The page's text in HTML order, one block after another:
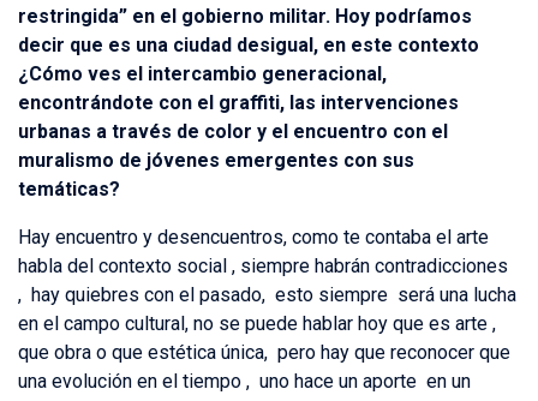
restringida” en el gobierno militar. Hoy podríamos
decir que es una ciudad desigual, en este contexto
¿Cómo ves el intercambio generacional,
encontrándote con el graffiti, las intervenciones
urbanas a través de color y el encuentro con el
muralismo de jóvenes emergentes con sus
temáticas?
Hay encuentro y desencuentros, como te contaba el arte
habla del contexto social , siempre habrán contradicciones
, hay quiebres con el pasado, esto siempre será una lucha
en el campo cultural, no se puede hablar hoy que es arte ,
que obra o que estética única, pero hay que reconocer que
una evolución en el tiempo , uno hace un aporte en un